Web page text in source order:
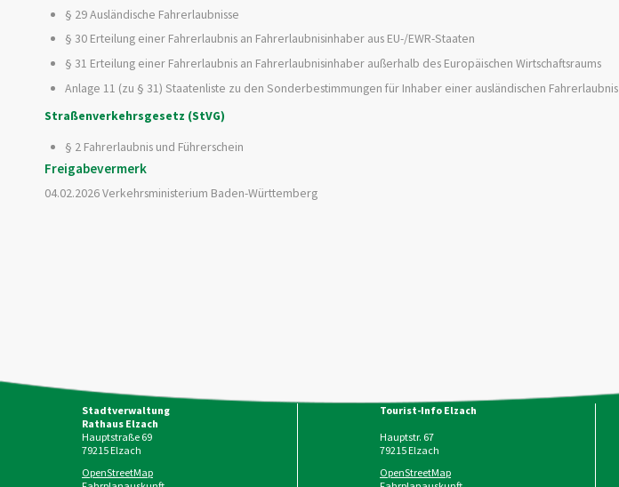
§ 29 Ausländische Fahrerlaubnisse
§ 30 Erteilung einer Fahrerlaubnis an Fahrerlaubnisinhaber aus EU-/EWR-Staaten
§ 31 Erteilung einer Fahrerlaubnis an Fahrerlaubnisinhaber außerhalb des Europäischen Wirtschaftsraums
Anlage 11 (zu § 31) Staatenliste zu den Sonderbestimmungen für Inhaber einer ausländischen Fahrerlaubnis
Straßenverkehrsgesetz (StVG)
§ 2 Fahrerlaubnis und Führerschein
Freigabevermerk
04.02.2026 Verkehrsministerium Baden-Württemberg
Stadtverwaltung
Rathaus Elzach
Hauptstraße 69
79215Elzach
OpenStreetMap
Tourist-Info Elzach
Hauptstr. 67
79215Elzach
OpenStreetMap